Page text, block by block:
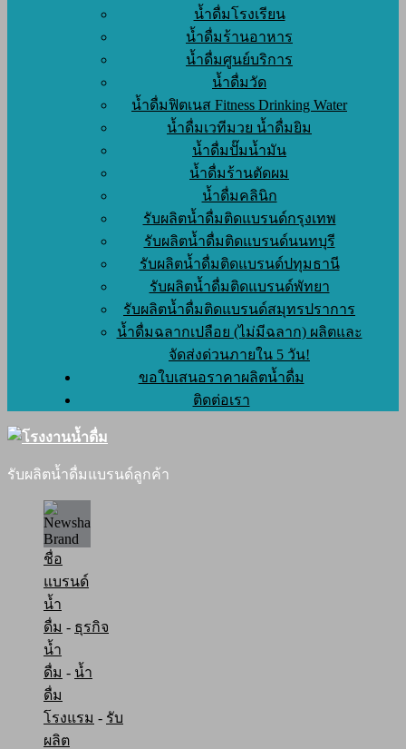
น้ำดื่มโรงเรียน
น้ำดื่มร้านอาหาร
น้ำดื่มศูนย์บริการ
น้ำดื่มวัด
น้ำดื่มฟิตเนส Fitness Drinking Water
น้ำดื่มเวทีมวย น้ำดื่มยิม
น้ำดื่มปั๊มน้ำมัน
น้ำดื่มร้านตัดผม
น้ำดื่มคลินิก
รับผลิตน้ำดื่มติดแบรนด์กรุงเทพ
รับผลิตน้ำดื่มติดแบรนด์นนทบุรี
รับผลิตน้ำดื่มติดแบรนด์ปทุมธานี
รับผลิตน้ำดื่มติดแบรนด์พัทยา
รับผลิตน้ำดื่มติดแบรนด์สมุทรปราการ
น้ำดื่มฉลากเปลือย (ไม่มีฉลาก) ผลิตและ
จัดส่งด่วนภายใน 5 วัน!
ขอใบเสนอราคาผลิตน้ำดื่ม
ติดต่อเรา
รับผลิตน้ำดื่มแบรนด์ลูกค้า
ชื่อ
แบรนด์
น้ำ
ดื่ม - ธุรกิจ
น้ำ
ดื่ม - น้ำ
ดื่ม
โรงแรม - รับ
ผลิต